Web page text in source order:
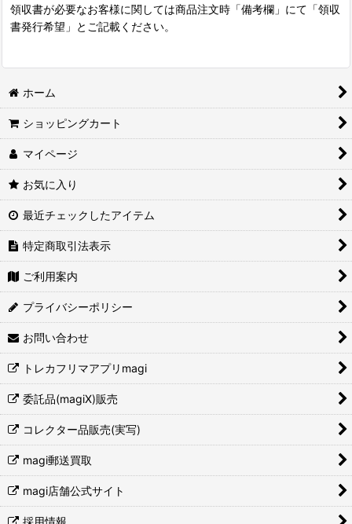
領収書が必要なお客様に関しては商品注文時「備考欄」にて「領収
書発行希望」とご記載ください。
ホーム
ショッピングカート
マイページ
お気に入り
最近チェックしたアイテム
特定商取引法表示
ご利用案内
プライバシーポリシー
お問い合わせ
トレカフリマアプリmagi
委託品(magiX)販売
コレクター品販売(実写)
magi郵送買取
magi店舗公式サイト